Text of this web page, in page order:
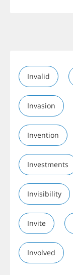
Invalid
Invasion
Invention
Investments
Invisibility
Invite
Involved